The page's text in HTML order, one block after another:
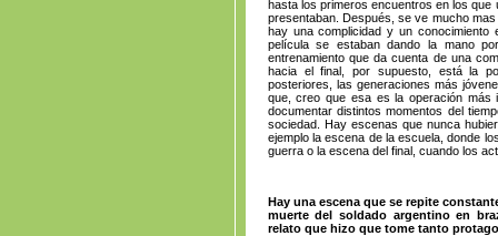
hasta los primeros encuentros en los
presentaban. Después, se ve mucho
hay una complicidad y un
película se estaban dando la mano
entrenamiento que da cuenta de una
hacia el final, por supuesto, está la
posteriores, las generaciones más
que, creo que esa es la operación más
documentar distintos momentos del
sociedad. Hay escenas que nunca
ejemplo la escena de la escuela, donde
guerra o la escena del final, cuando los
Hay una escena que se repite
muerte del soldado argentino en
relato que hizo que tome tanto